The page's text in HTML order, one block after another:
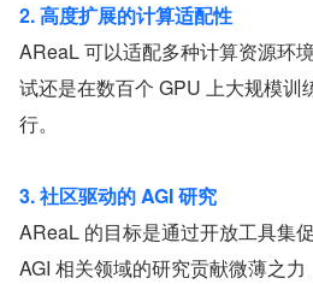
2. 高度扩展的计算适配性
AReaL 可以适配多种计算资源环
试还是在数百个 GPU 上大规模训
行。
3. 社区驱动的 AGI 研究
AReaL 的目标是通过开放工具集
AGI 相关领域的研究贡献微薄之